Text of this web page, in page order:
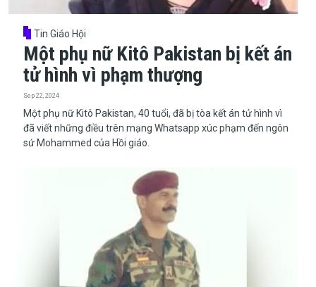
Tin Giáo Hội
Một phụ nữ Kitô Pakistan bị kết án
tử hình vì phạm thượng
Sep 22, 2024
​​​​​​​Một phụ nữ Kitô Pakistan, 40 tuổi, đã bị tòa kết án tử hình vì
đã viết những điều trên mạng Whatsapp xúc phạm đến ngôn
sứ Mohammed của Hồi giáo.